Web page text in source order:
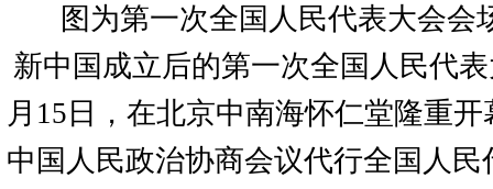
图为第一次全国人民代表大会会
新中国成立后的第一次全国人民代
月 15 日，在北京中南海怀仁堂隆重
中国人民政治协商会议代行全国人